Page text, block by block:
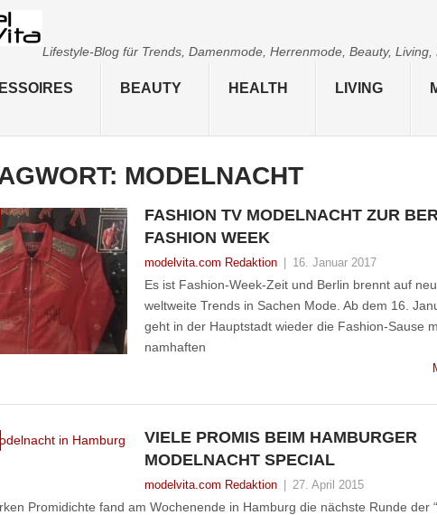
Lifestyle-Blog für Trends, Damenmode, Herrenmode, Beauty, Living,
BEAUTY HEALTH LIVING
MODELNACHT
FASHION TV MODELNACHT ZUR
FASHION WEEK
modelvita.com Redaktion 16. Januar 2017
Es ist Fashion-Week-Zeit und Berlin brennt auf
weltweite Trends in Sachen Mode. Ab dem 16.
geht in der Hauptstadt wieder die Fashion-Sause
namhaften
VIELE PROMIS BEIM HAMBURGER
MODELNACHT SPECIAL
modelvita.com Redaktion 27. April 2015
Promidichte fand am Wochenende in Hamburg die nächste Runde der